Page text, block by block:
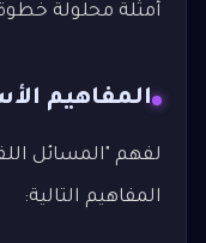
أمثلة محلولة
المفاهيم
لفهم "المسائل
المفاهيم التالية: